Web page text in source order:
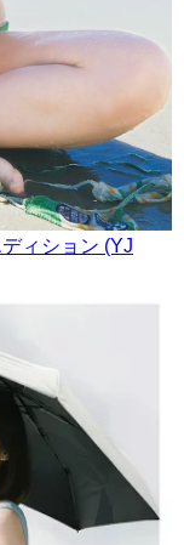
ィション (YJ